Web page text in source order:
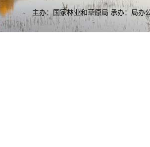
主办：国家林业和草原局 承办：局办